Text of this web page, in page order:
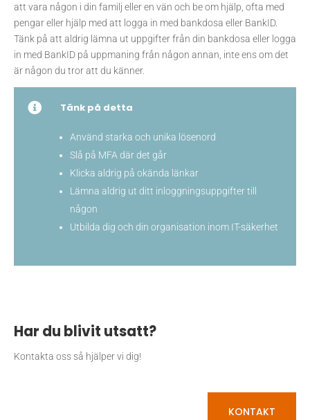
att vara någon i din familj eller en vän och be om hjälp, ofta med
pengar eller hjälp med att logga in med bankdosa eller BankID.
Tänk på att aldrig lämna ut uppgifter från din bankdosa eller logga
in med BankID på uppmaning från någon annan, inte ens om det
är någon du tror att du känner.
 Tänk på detta
Använd starka och unika lösenord
Slå på MFA där det går
Klicka aldrig på okända länkar
Lämna aldrig ut ditt inloggningsuppgifter till
någon
Utbilda dig och din organisation inom IT-säkerhet
Har du blivit utsatt?
Kontakta oss så hjälper vi dig!
KONTAKT